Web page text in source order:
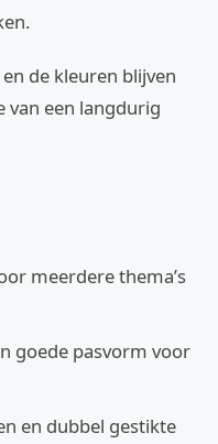
de kleuren blijven
van een langdurig
meerdere thema’s
goede pasvorm voor
en dubbel gestikte